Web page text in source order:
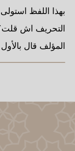
بهذا اللفظ
التحريف اش قلت؟
المؤلف قال بالأول